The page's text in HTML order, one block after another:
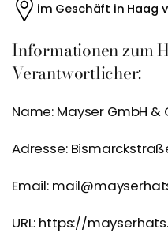
im Geschäft in Haag
Informationen zum
Verantwortlicher:
Name: Mayser GmbH &
Adresse:
Email:
URL: https://